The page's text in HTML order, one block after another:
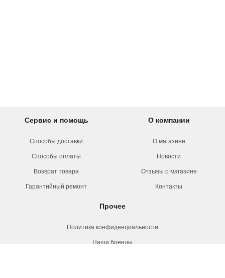
Сервис и помощь
Способы доставки
Способы оплаты
Возврат товара
Гарантийный ремонт
О компании
О магазине
Новости
Отзывы о магазине
Контакты
Прочее
Политика конфиденциальности
Наши бренды